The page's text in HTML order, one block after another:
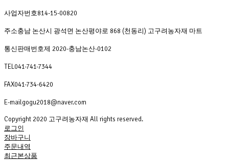
사업자번호814-15-00820
주소충남 논산시 광석면 논산평야로 868 (천동리) 고구려농자재 마트
통신판매번호제 2020-충남논산-0102
TEL041-741-7344
FAX041-734-6420
E-mailgogu2018@naver.com
Copyright 2020 고구려농자재 All rights reserved.
로그인
장바구니
주문내역
최근본상품